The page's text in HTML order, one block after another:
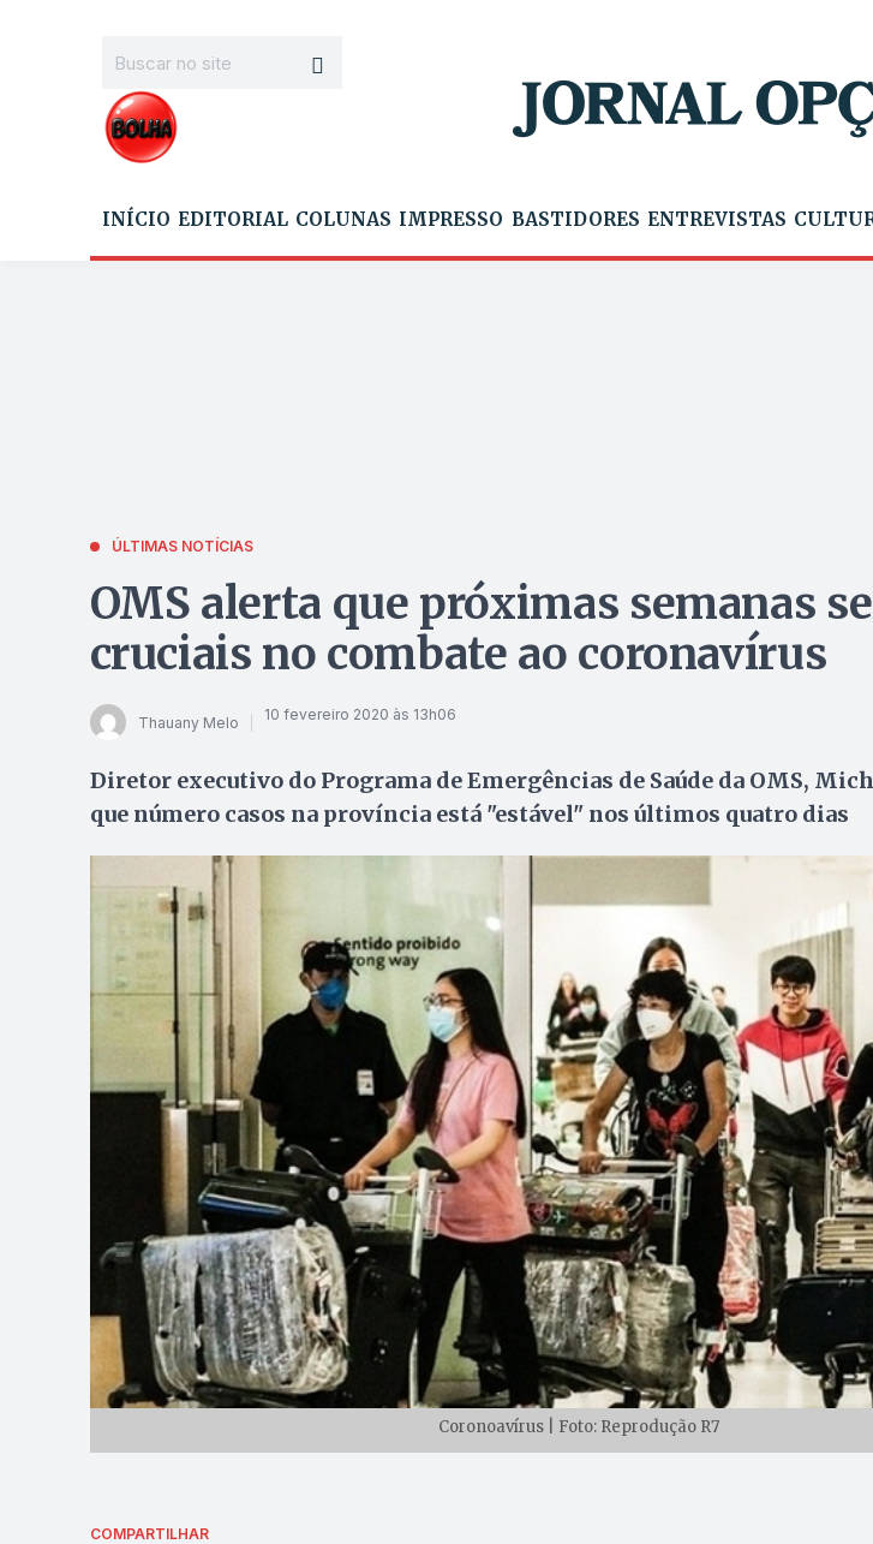
INÍCIO EDITORIAL COLUNAS IMPRESSO BASTIDORES ENTREVISTAS
ÚLTIMAS NOTÍCIAS
OMS alerta que próximas semanas
cruciais no combate ao coronavírus
Thauany Melo 10 fevereiro 2020 às 13h06
Diretor executivo do Programa de Emergências de Saúde da OMS,
que número casos na província está "estável" nos últimos quatro dias
Coronoavírus | Foto: Reprodução R7
COMPARTILHAR